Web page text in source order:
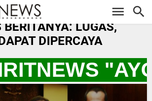
BERITANYA: LUGAS,
DIPERCAYA
"AYO